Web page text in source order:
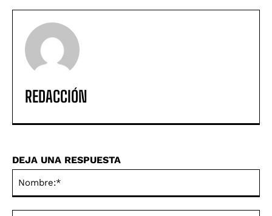
REDACCIÓN
DEJA UNA RESPUESTA